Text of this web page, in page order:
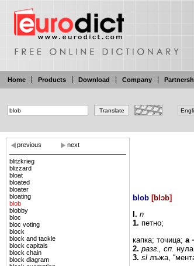
Home Products Download Company
previous next
blitzkrieg
blizzard
bloat
bloated
bloater
bloating
blob
blobby
bloc
bloc voting
block
block and tackle
block capitals
block chain
block diagram
blob [blɔb]
I. n
1. петно;
капка; точица; a
2. разг., сп.
3. sl лъжа,